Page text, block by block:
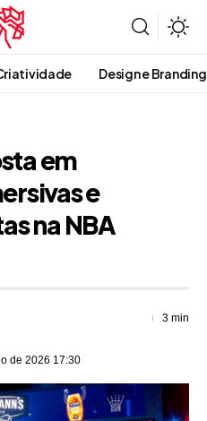
Design e Branding
em
e
na NBA
de 2026 17:30
3 min